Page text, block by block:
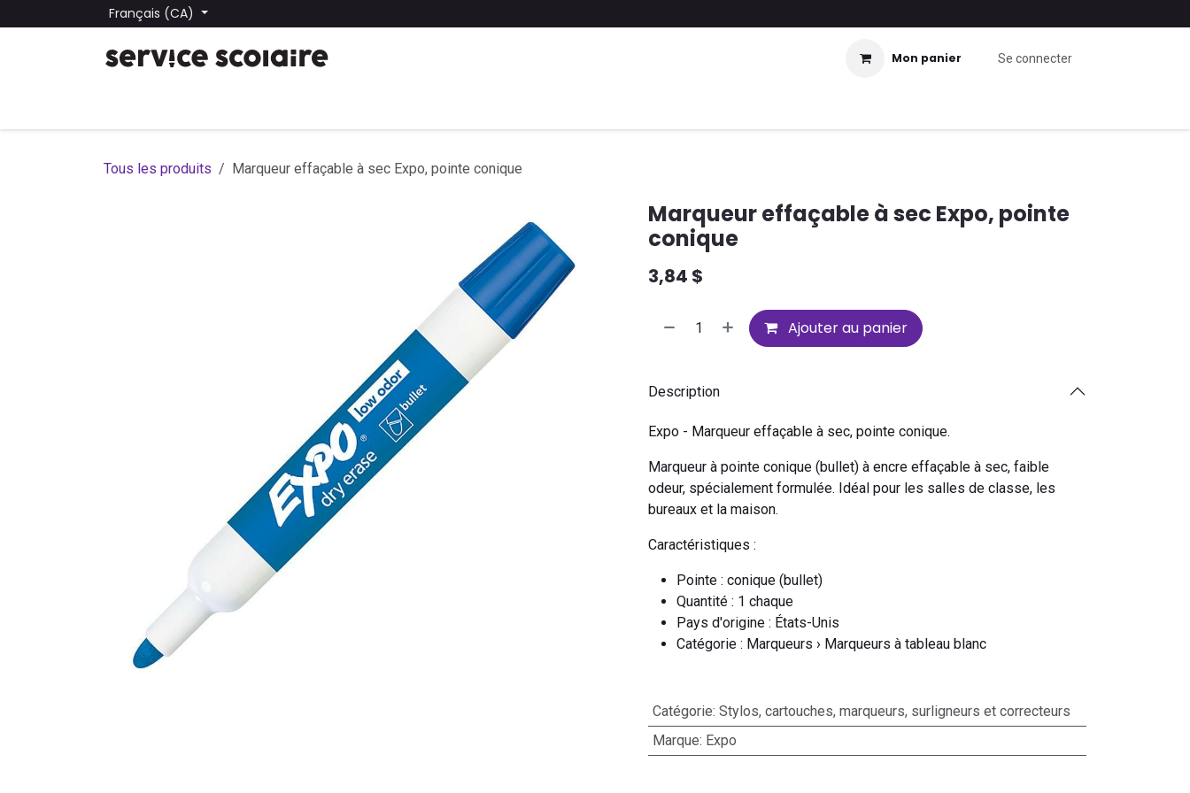
Se rendre au contenuFrançais (CA)
Mon panier Se connecter
Tous les produits Marqueur effaçable à sec Expo, pointe conique
Marqueur effaçable à sec Expo, pointe
conique
3,84 $
Ajouter au panier
Description
Expo - Marqueur effaçable à sec, pointe conique.
Marqueur à pointe conique (bullet) à encre effaçable à sec, faible
odeur, spécialement formulée. Idéal pour les salles de classe, les
bureaux et la maison.
Caractéristiques :
Pointe : conique (bullet)
Quantité : 1 chaque
Pays d'origine : États-Unis
Catégorie : Marqueurs › Marqueurs à tableau blanc
Catégorie: Stylos, cartouches, marqueurs, surligneurs et correcteurs
Marque: Expo